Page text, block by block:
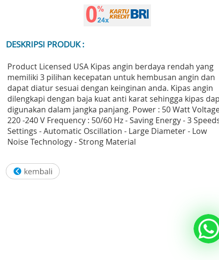
DESKRIPSI PRODUK :
Product Licensed USA Kipas angin berdaya rendah yang
memiliki 3 pilihan kecepatan untuk hembusan angin dan
dapat diatur sesuai dengan keinginan anda. Kipas angin
dilengkapi dengan baja kuat anti karat sehingga kipas
digunakan dalam jangka panjang. Power : 50 Watt
220 -240 V Frequency : 50/60 Hz - Saving Energy - 3
Settings - Automatic Oscillation - Large Diameter - Low
Noise Technology - Strong Material